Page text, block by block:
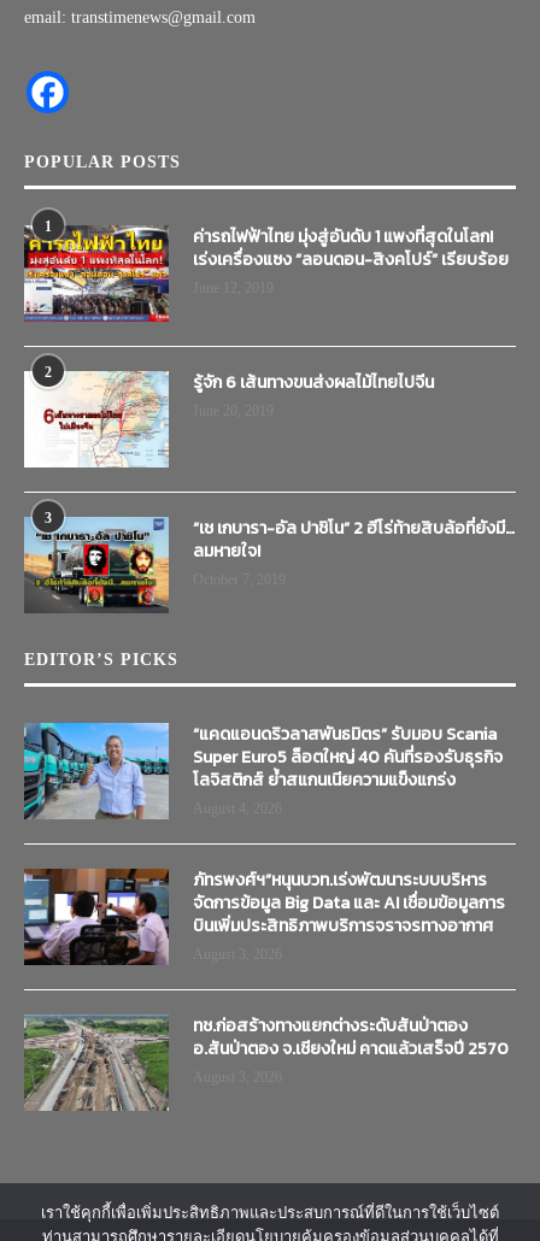
email: transtimenews@gmail.com
POPULAR POSTS
1
ค่ารถไฟฟ้าไทย มุ่งสู่อันดับ 1 แพงที่สุดในโลก!
เร่งเครื่องแซง “ลอนดอน-สิงคโปร์” เรียบร้อย
2 รู้จัก 6 เส้นทางขนส่งผลไม้ไทยไปจีน
3
“เช เกบารา-อัล ปาชิโน” 2 ฮีโร่ท้ายสิบล้อที่ยังมี…
ลมหายใจ!
EDITOR’S PICKS
“แคดแอนดริวลาสพันธมิตร” รับมอบ Scania
Super Euro5 ล็อตใหญ่ 40 คันที่รองรับธุรกิจ
โลจิสติกส์ ย้ำสแกนเนียความแข็งแกร่ง
ภัทรพงศ์ฯ”หนุนบวท.เร่งพัฒนาระบบบริหาร
จัดการข้อมูล Big Data และ AI เชื่อมข้อมูลการ
บินเพิ่มประสิทธิภาพบริการจราจรทางอากาศ
ทช.ก่อสร้างทางแยกต่างระดับสันป่าตอง
อ.สันป่าตอง จ.เชียงใหม่ คาดแล้วเสร็จปี 2570
เราใช้คุกกี้เพื่อเพิ่มประสิทธิภาพและประสบการณ์ที่ดีในการใช้เว็บไซต์
ท่านสามารถศึกษารายละเอียดนโยบายคุ้มครองข้อมูลส่วนบุคคลได้ที่